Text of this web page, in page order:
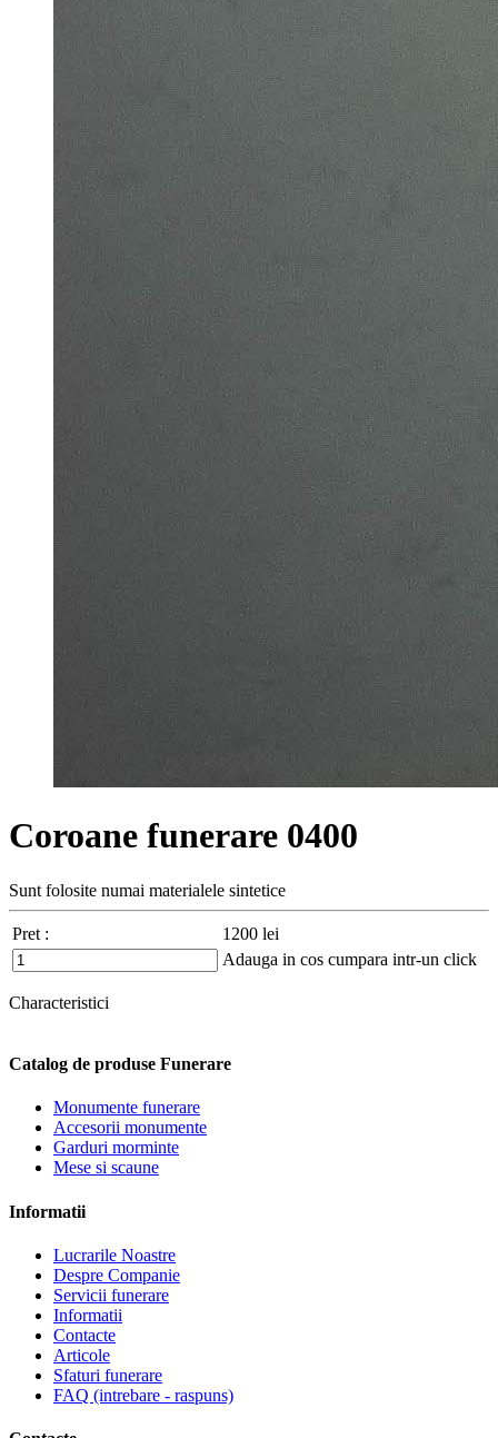
Coroane funerare 0400
Sunt folosite numai materialele sintetice
Pret : 1200 lei
Adauga in cos cumpara intr-un click
Characteristici
Catalog de produse Funerare
Monumente funerare
Accesorii monumente
Garduri morminte
Mese si scaune
Informatii
Lucrarile Noastre
Despre Companie
Servicii funerare
Informatii
Contacte
Articole
Sfaturi funerare
FAQ (intrebare - raspuns)